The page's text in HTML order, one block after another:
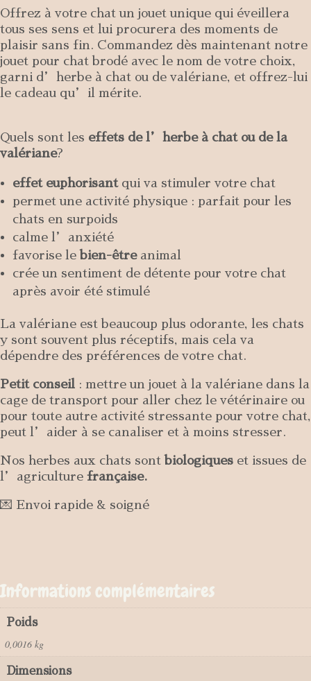
Offrez à votre chat un jouet unique qui éveillera
tous ses sens et lui procurera des moments de
plaisir sans fin. Commandez dès maintenant notre
jouet pour chat brodé avec le nom de votre choix,
garni d’herbe à chat ou de valériane, et offrez-lui
le cadeau qu’il mérite.
Quels sont les effets de l’herbe à chat ou de la
valériane?
effet euphorisantqui va stimuler votre chat
permet une activité physique : parfait pour les
chats en surpoids
calme l’anxiété
favorise le bien-êtreanimal
crée un sentiment de détente pour votre chat
après avoir été stimulé
La valériane est beaucoup plus odorante, les chats
y sont souvent plus réceptifs, mais cela va
dépendre des préférences de votre chat.
Petit conseil
: mettre un jouet à la valériane dans la
cage de transport pour aller chez le vétérinaire ou
pour toute autre activité stressante pour votre chat,
peut l’aider à se canaliser et à moins stresser.
Nos herbes aux chats sont biologiques et issues de
l’agriculture française.
💌 Envoi rapide & soigné
Informations complémentaires
Poids
0,0016 kg
Dimensions